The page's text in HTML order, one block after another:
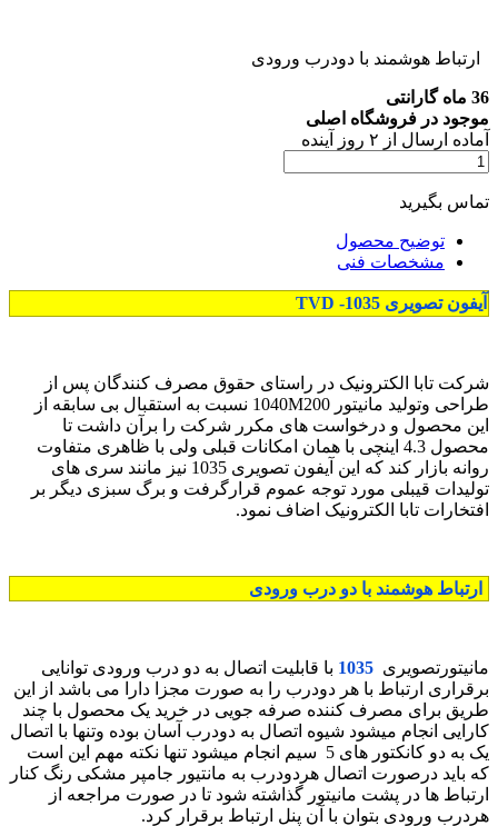
ارتباط هوشمند با دودرب ورودی
36 ماه گارانتی
موجود در فروشگاه اصلی
آماده ارسال از ۲ روز آینده
تماس بگیرید
توضیح محصول
مشخصات فنی
آیفون تصویری TVD -1035
شرکت تابا الکترونیک در راستای حقوق مصرف کنندگان پس از
طراحی وتولید مانیتور 1040M200 نسبت به استقبال بی سابقه از
این محصول و درخواست های مکرر شرکت را برآن داشت تا
محصول 4.3 اینچی با همان امکانات قبلی ولی با ظاهری متفاوت
روانه بازار کند که این آیفون تصویری 1035 نیز مانند سری های
تولیدات قیبلی مورد توجه عموم قرارگرفت و برگ سبزی دیگر بر
افتخارات تابا الکترونیک اضاف نمود.
ارتباط هوشمند با دو درب ورودی
مانیتورتصویری 1035 با قابلیت اتصال به دو درب ورودی توانایی
برقراری ارتباط با هر دودرب را به صورت مجزا دارا می باشد از این
طریق برای مصرف کننده صرفه جویی در خرید یک محصول با چند
کارایی انجام میشود شیوه اتصال به دودرب آسان بوده وتنها با اتصال
یک به دو کانکتور های 5 سیم انجام میشود تنها نکته مهم این است
که باید درصورت اتصال هردودرب به مانتیور جامپر مشکی رنگ کنار
ارتباط ها در پشت مانیتور گذاشته شود تا در صورت مراجعه از
هردرب ورودی بتوان با آن پنل ارتباط برقرار کرد.